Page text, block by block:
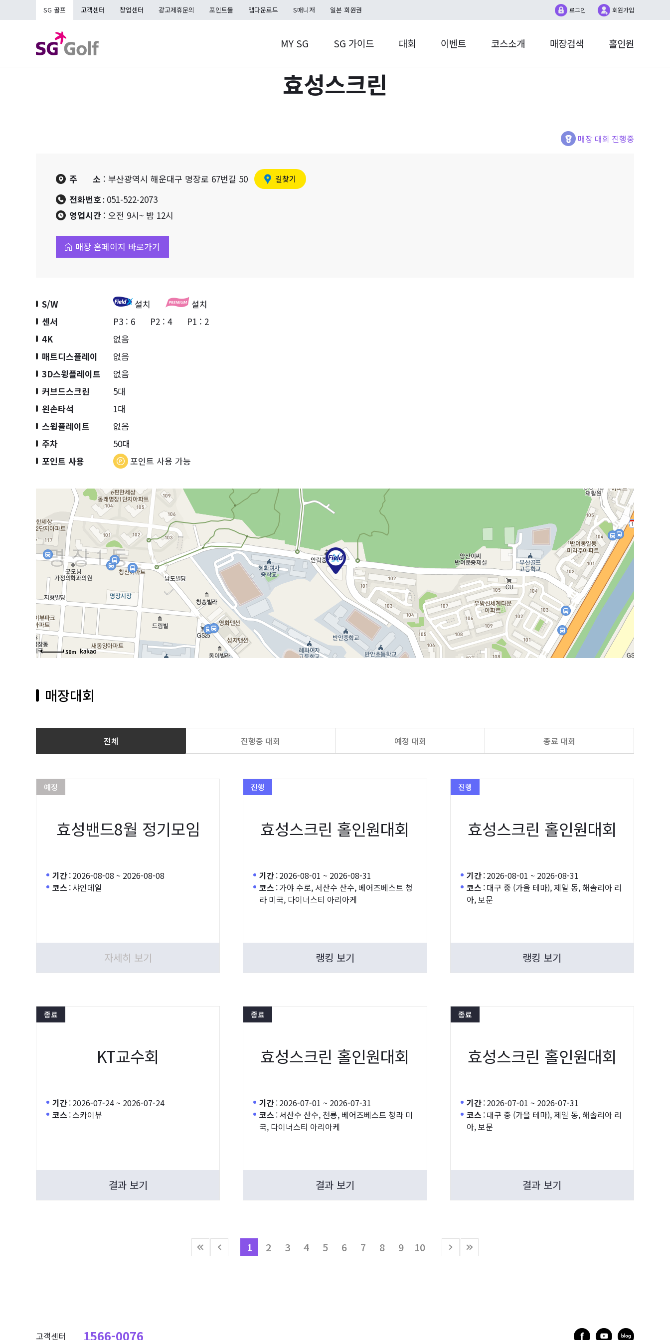
로그인 회원가입
MY SG
MY SG S캐시 S포인트
SG 가이드
SG TOUR
대회 이벤트 코스소개 매장검색 홀인원
SG 골프 고객센터 창업센터 광고제휴문의 포인트몰 앱다운로드 S매니저 일본 회원권
매장검색
효성스크린
매장 대회 진행중
주 소 : 부산광역시 해운대구 명장로 67번길 50 길찾기
전화번호: 051-522-2073
영업시간 : 오전 9시~ 밤 12시
매장 홈페이지 바로가기
S/W 설치
설치
센서
P3 : 6 P2 : 4
P1 : 2
4K
없음
매트디스플레이
없음
3D스윙플레이트
없음
커브드스크린
5대
왼손타석
1대
스윙플레이트
없음
주차
50대
포인트 사용
포인트 사용 가능
50m
매장대회
전체 진행중 대회 예정 대회 종료 대회
예정
효성밴드8월 정기모임
기간:2026-08-08 ~ 2026-08-08
코스 :샤인데일
자세히 보기
진행
효성스크린 홀인원대회
기간:2026-08-01 ~ 2026-08-31
코스 :가야 수로, 서산수 산수, 베어즈베스트 청
라 미국, 다이너스티 아리아케
랭킹 보기
진행
효성스크린 홀인원대회
기간:2026-08-01 ~ 2026-08-31
코스 :대구 중 (가을 테마), 제일 동, 해솔리아 리
아, 보문
랭킹 보기
종료
KT교수회
기간:2026-07-24 ~ 2026-07-24
코스 :스카이뷰
결과 보기
종료
효성스크린 홀인원대회
기간:2026-07-01 ~ 2026-07-31
코스 :서산수 산수, 천룡, 베어즈베스트 청라 미
국, 다이너스티 아리아케
결과 보기
종료
효성스크린 홀인원대회
기간:2026-07-01 ~ 2026-07-31
코스 :대구 중 (가을 테마), 제일 동, 해솔리아 리
아, 보문
결과 보기
1 2 3 4 5 6 7 8 9 10
고객센터 1566-0076